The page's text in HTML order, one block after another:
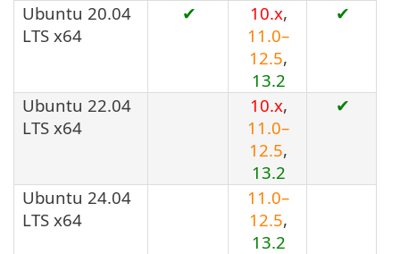
Ubuntu 20.04
LTS x64
✔ 10.x,
11.0–
12.5,
13.2
✔
Ubuntu 22.04
LTS x64
10.x,
11.0–
12.5,
13.2
✔
Ubuntu 24.04
LTS x64
11.0–
12.5,
13.2